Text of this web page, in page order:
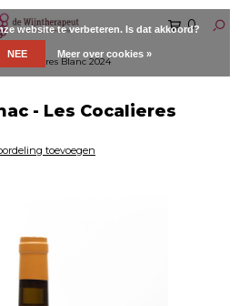
0
Cocalieres Blanc 2024
- Les Cocalieres
toevoegen
website te verbeteren. Is dat akkoord?
NEE Meer over cookies »